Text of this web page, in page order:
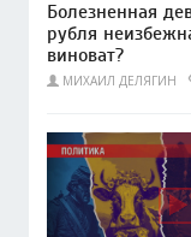
Болезненная
рубля
виноват?
МИХАИЛ ДЕЛЯГИН